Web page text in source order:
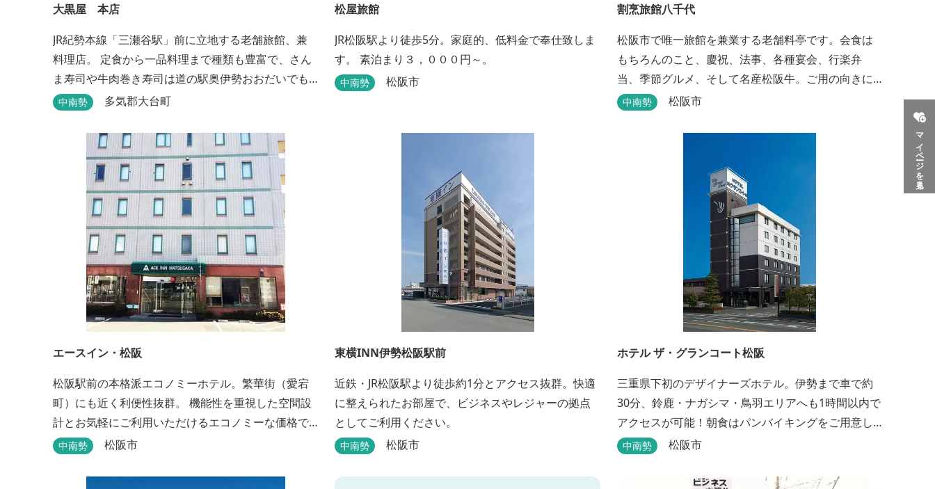
マイページを見る
大黒屋 本店
JR紀勢本線「三瀬谷駅」前に立地する老舗旅館、兼
料理店。 定食から一品料理まで種類も豊富で、さん
ま寿司や牛肉巻き寿司は道の駅奥伊勢おおだいでも
販売されており、人気が高い。
中南勢 多気郡大台町
松屋旅館
JR松阪駅より徒歩5分。家庭的、低料金で奉仕致しま
す。 素泊まり３，０００円～。
中南勢 松阪市
割烹旅館八千代
松阪市で唯一旅館を兼業する老舗料亭です。会食は
もちろんのこと、慶祝、法事、各種宴会、行楽弁
当、季節グルメ、そして名産松阪牛。ご用の向きに
応じて各種お料理提供いたします。また、宿泊のご
木造建築で昔風情をお楽しみください。
中南勢 松阪市
エースイン・松阪
松阪駅前の本格派エコノミーホテル。繁華街（愛宕
町）にも近く利便性抜群。 機能性を重視した空間設
計とお気軽にご利用いただけるエコノミーな価格で
長期滞在に最適。喫煙・禁煙ルームもご指定いただ
ュッフェ（6:30～9:30） ・アルコールも無料のウェ
中南勢 松阪市
東横INN伊勢松阪駅前
近鉄・JR松阪駅より徒歩約1分とアクセス抜群。快適
に整えられたお部屋で、ビジネスやレジャーの拠点
としてご利用ください。
中南勢 松阪市
ホテル ザ・グランコート松阪
三重県下初のデザイナーズホテル。伊勢まで車で約
30分、鈴鹿・ナガシマ・鳥羽エリアへも1時間以内で
アクセスが可能！朝食はパンバイキングをご用意し
ております。ビジネスに、観光に、洗練された空間
中南勢 松阪市